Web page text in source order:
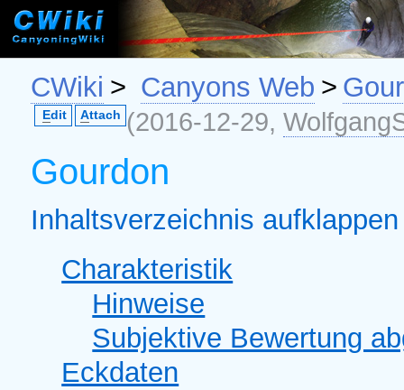
CWiki > Canyons Web >
(2016-12-29,
Edit Attach
Gourdon
Inhaltsverzeichnis
Charakteristik
Hinweise
Subjektive Bewertung
Eckdaten